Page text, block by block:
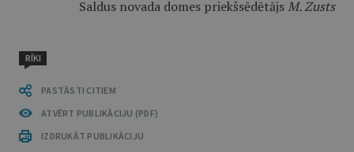
Saldus novada domes priekšsēdētājsM. Zusts
RĪKI
PASTĀSTI CITIEM
ATVĒRT PUBLIKĀCIJU (PDF)
IZDRUKĀT PUBLIKĀCIJU